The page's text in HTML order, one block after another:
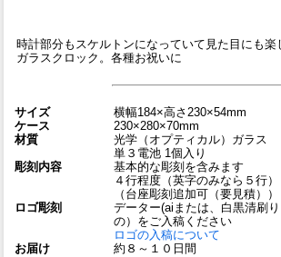
時計部分もスケルトンになっていて見た目にも楽
ガラスクロック。各種お祝いに
サイズ
横幅184×高さ230×54mm
ケース
230×280×70mm
材質
光学（オプティカル）ガラス
単３電池 1個入り
彫刻内容
基本的な彫刻を含みます
４行程度（英字のみなら５行）
（台座彫刻追加可（要見積））
ロゴ彫刻
データー(aiまたは、白黒清刷
の）をご入稿ください
ロゴの入稿について
お届け
約８～１０日間